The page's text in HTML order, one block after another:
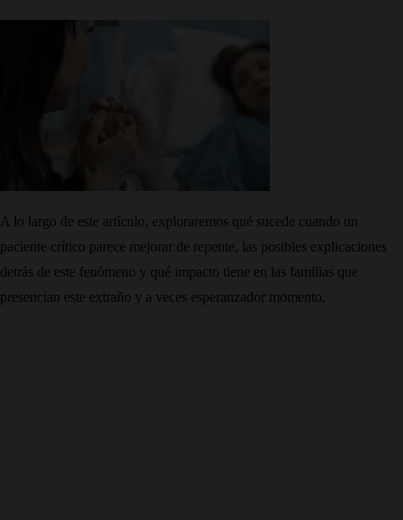
A lo largo de este artículo, exploraremos qué sucede cuando un
paciente crítico parece mejorar de repente, las posibles explicaciones
detrás de este fenómeno y qué impacto tiene en las familias que
presencian este extraño y a veces esperanzador momento.